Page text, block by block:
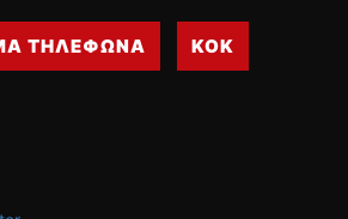
ΤΗΛΕΦΩΝΑ ΚΟΚ